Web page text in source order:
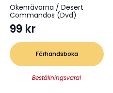
Ökenrävarna / Desert
Commandos (Dvd)
99 kr
Förhandsboka
Beställningsvara!